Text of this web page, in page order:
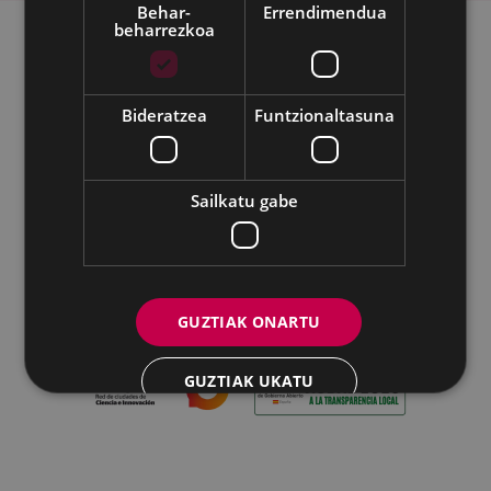
Udalaren sare sozial guztiak
Eibarko Udala - Untzaga plaza, 1 | 20600 Eibar
Tfnoa.: 943 70 84 00 / 010 | Faxa: 943 70 84 16 |
IFZ: P2003100A | DIR3 L01200300
Behar-
beharrezkoa
Errendimendua
Bideratzea Funtzionaltasuna
Sailkatu gabe
GUZTIAK ONARTU
GUZTIAK UKATU